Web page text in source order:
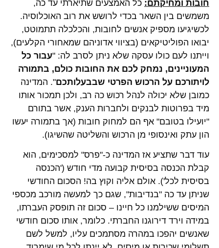
חובות ומחיקתם: כל האמצעים שתיארתי עד כה,
משמשים בין השאר בכדי לרושש את רוב האוכלוסיה.
לכשיגיעו מספיק אנשים לחובות, והכלכלה תתמוטט,
יבואו הפוליטיקאים (בציווי אדוניהם שמאחורי הקלעים),
וייתנו לעם כולו עסקה שלא ניתן לסרב לה: "עבור כל
המעוניינים, נמחק לכם את החובות כולם, בתמורה
לויתורכם על הרכוש הפרטי שבבעלותכם". המדינה
כמובן שלא יכולה לנהל רכוש כה רב, ולכן תמכור אותו
מיד בפרוטות לבנקים ולחברות הענק, אשר בתורם
"יועילו בטובם" אף הם למחוק חובות (אך בתמורה יעשו
הון עתק ואינסופי מן הרכוש והשליטה שהשיגו).
עוד דבר שתציע אז המדינה כ-"פרס" למסכימים, הוא
קבלת הכנסה בסיסית קבועה מדי חודש ('הכנסה
בסיסית לכל'). אולם אליה וקוץ בה! הסכום החודשי
שניתן עד כה "בנדיבות", שגם כך למעשה מורכב מכספי
המיסים ששילמנו כל חיינו – סכום זה תופסק העברתו,
במידה וירד דירוגנו החברתי. כלומר, אותו סכום חודשי
שאנשים יהפכו במהרה מסתמכים עליו, למשל לשם